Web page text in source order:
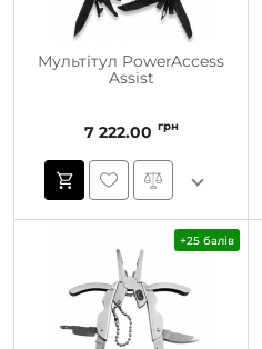
Мультітул PowerAccess
Assist
7 222.00 грн
+25 балів